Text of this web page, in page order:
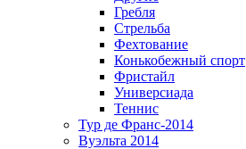
Гребля
Стрельба
Фехтование
Конькобежный спорт
Фристайл
Универсиада
Теннис
Тур де Франс-2014
Вуэльта 2014